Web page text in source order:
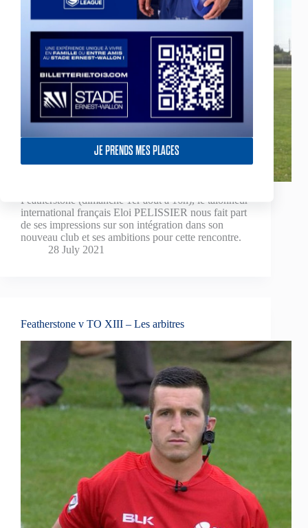
JE PRENDS MES PLACES
Featherstone (dimanche 1er août à 16h), le talonneur
international français Eloi PELISSIER nous fait part
de ses impressions sur son intégration dans son
nouveau club et ses ambitions pour cette rencontre.
28 July 2021
Featherstone v TO XIII – Les arbitres